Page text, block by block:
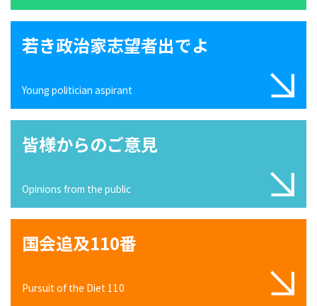
若き政治家志望者出でよ
Young politician aspirant
皆様からのご意見
Opinions from the public
国会追及110番
Pursuit of the Diet 110